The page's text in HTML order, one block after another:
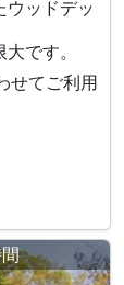
ウッドデッ
です。
せてご利用